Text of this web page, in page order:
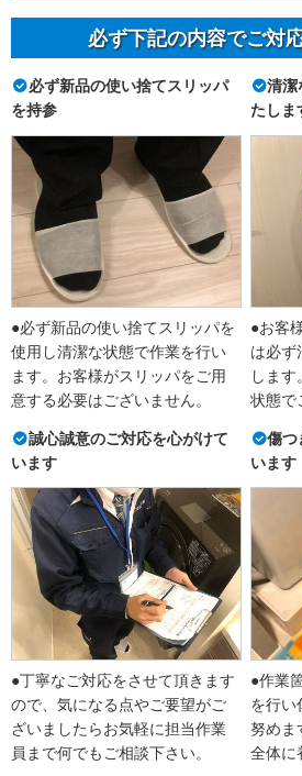
必ず下記の内容でご対
必ず新品の使い捨てスリッパ
を持参
●必ず新品の使い捨てスリッパを
使用し清潔な状態で作業を行い
ます。お客様がスリッパをご用
意する必要はございません。
清潔
たしま
●お客
は必ず
しま
状態で
誠心誠意のご対応を心がけて
います
●丁寧なご対応をさせて頂きます
ので、気になる点やご要望がご
ざいましたらお気軽に担当作業
員まで何でもご相談下さい。
傷つ
います
●作業
を行い
努めま
全体に